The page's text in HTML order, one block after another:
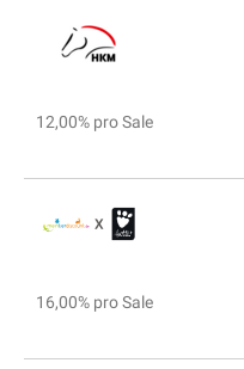
12,00% pro Sale
16,00% pro Sale